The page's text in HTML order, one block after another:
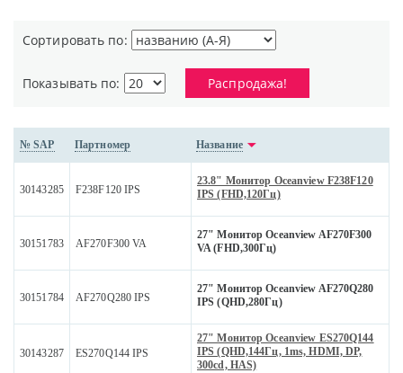
Сортировать по:
Показывать по: Распродажа!
№ SAP Партномер Название
30143285 F238F120 IPS
23.8" Монитор Oceanview F238F120
IPS (FHD,120Гц)
30151783 AF270F300 VA
27" Монитор Oceanview AF270F300
VA (FHD,300Гц)
30151784 AF270Q280 IPS
27" Монитор Oceanview AF270Q280
IPS (QHD,280Гц)
30143287 ES270Q144 IPS
27" Монитор Oceanview ES270Q144
IPS (QHD,144Гц, 1ms, HDMI, DP,
300cd, HAS)